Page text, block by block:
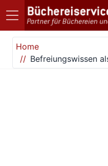
Direkt zum Inhalt
Home
Befreiungswissen